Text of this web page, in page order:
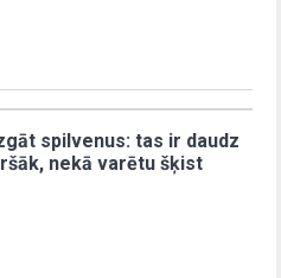
spilvenus: tas ir daudz
nekā varētu šķist